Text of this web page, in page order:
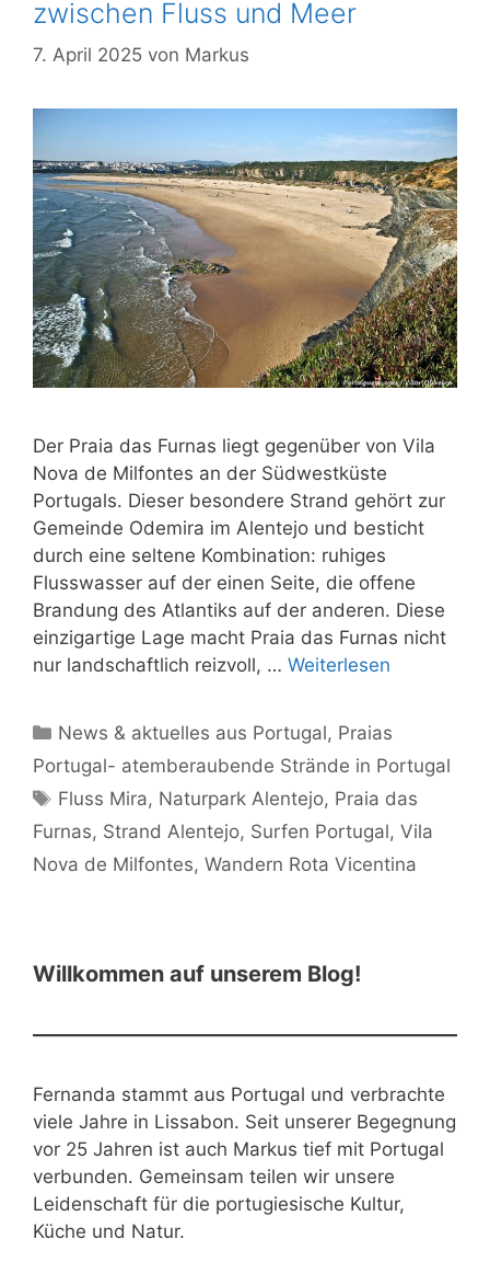
zwischen Fluss und Meer
7. April 2025 von Markus
Der Praia das Furnas liegt gegenüber von Vila
Nova de Milfontes an der Südwestküste
Portugals. Dieser besondere Strand gehört zur
Gemeinde Odemira im Alentejo und besticht
durch eine seltene Kombination: ruhiges
Flusswasser auf der einen Seite, die offene
Brandung des Atlantiks auf der anderen. Diese
einzigartige Lage macht Praia das Furnas nicht
nur landschaftlich reizvoll, … Weiterlesen
Kategorien
News & aktuelles aus Portugal, Praias
Portugal- atemberaubende Strände in Portugal
Schlagwörter
Fluss Mira, Naturpark Alentejo, Praia das
Furnas, Strand Alentejo, Surfen Portugal, Vila
Nova de Milfontes, Wandern Rota Vicentina
Willkommen auf unserem Blog!
Fernanda stammt aus Portugal und verbrachte
viele Jahre in Lissabon. Seit unserer Begegnung
vor 25 Jahren ist auch Markus tief mit Portugal
verbunden. Gemeinsam teilen wir unsere
Leidenschaft für die portugiesische Kultur,
Küche und Natur.